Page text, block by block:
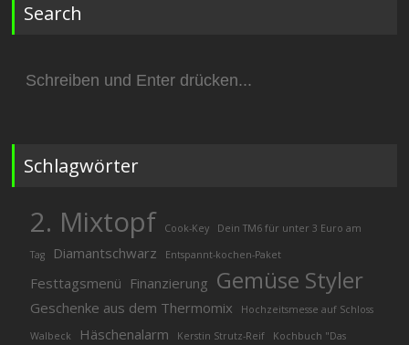
Search
nach:
Schlagwörter
2. Mixtopf Cook-Key Dein TM6 für unter 3 Euro am
Tag Diamantschwarz Entspannt-kochen-Paket
Festtagsmenü Finanzierung Gemüse Styler
Geschenke aus dem Thermomix Hochzeitsmesse auf Schloss
Walbeck Häschenalarm Kerstin Strutz-Reif
Kochbuch "Das